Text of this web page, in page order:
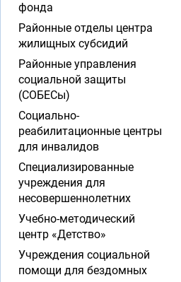
фонда
Районные отделы центра
жилищных субсидий
Районные управления
социальной защиты
(СОБЕСы)
Социально-
реабилитационные центры
для инвалидов
Специализированные
учреждения для
несовершеннолетних
Учебно-методический
центр «Детство»
Учреждения социальной
помощи для бездомных